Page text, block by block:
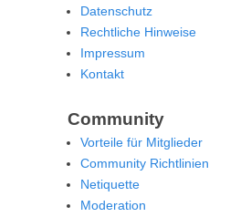
Datenschutz
Rechtliche Hinweise
Impressum
Kontakt
Community
Vorteile für Mitglieder
Community Richtlinien
Netiquette
Moderation